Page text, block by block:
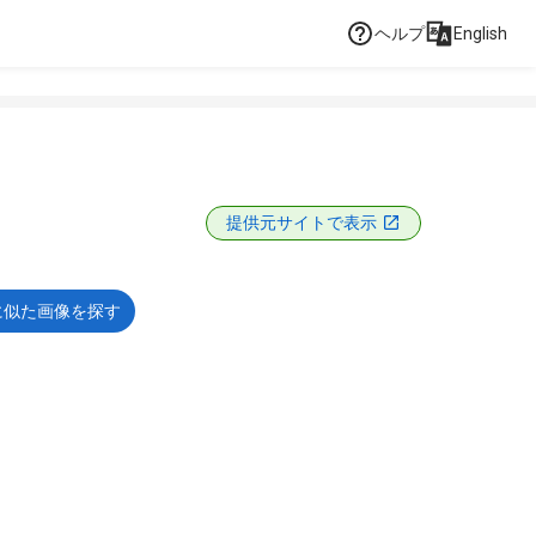
ヘルプ English
提供元サイトで表示
た画像を探す